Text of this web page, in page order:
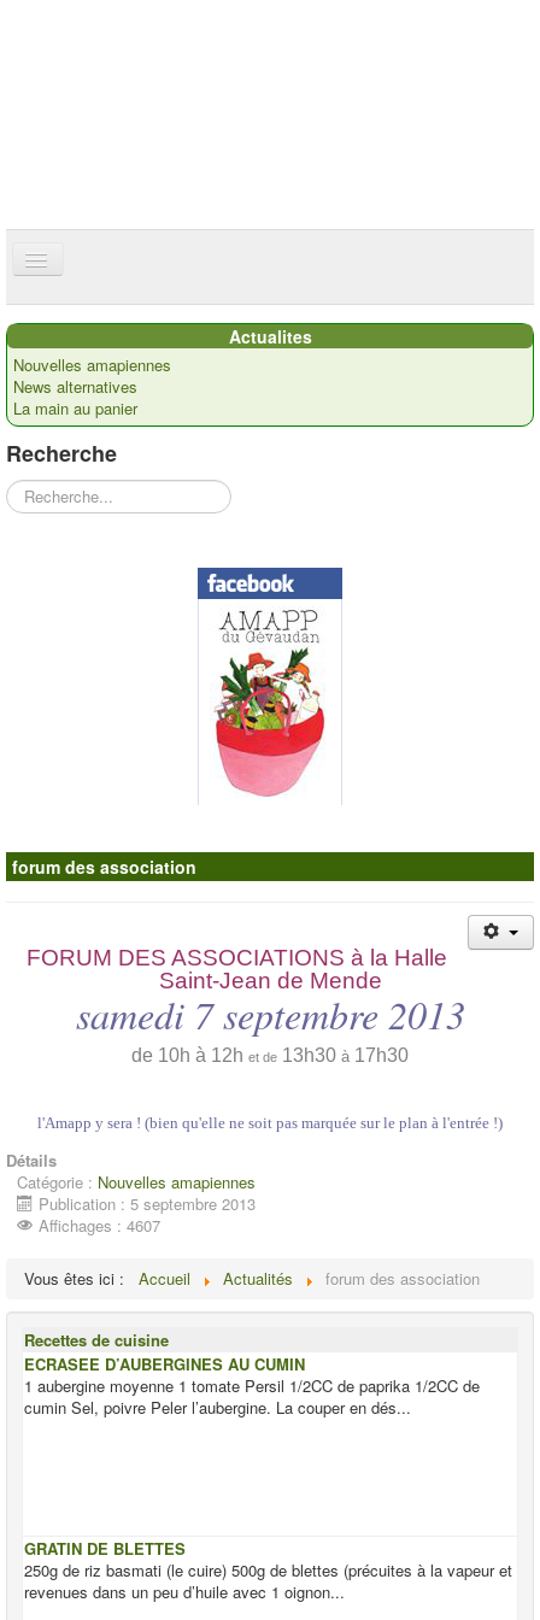
Accueil
Présentation
Actualités
Nos paysans
Commandes
Actualites
Nouvelles amapiennes
News alternatives
La main au panier
Recherche
Rechercher
forum des association
FORUM DES ASSOCIATIONS à la Halle
Saint-Jean de Mende
samedi 7 septembre 2013
de 10h à 12h et de 13h30 à 17h30
l'Amapp y sera ! (bien qu'elle ne soit pas marquée sur le plan à l'entrée !)
Détails
Catégorie : Nouvelles amapiennes
Publication : 5 septembre 2013
Affichages : 4607
Vous êtes ici : Accueil Actualités forum des association
Recettes de cuisine
ECRASEE D’AUBERGINES AU CUMIN
1 aubergine moyenne 1 tomate Persil 1/2CC de paprika 1/2CC de
cumin Sel, poivre Peler l’aubergine. La couper en dés...
GRATIN DE BLETTES
250g de riz basmati (le cuire) 500g de blettes (précuites à la vapeur et
revenues dans un peu d’huile avec 1 oignon...